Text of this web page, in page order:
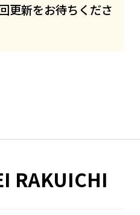
更新をお待ちくださ
RAKUICHI